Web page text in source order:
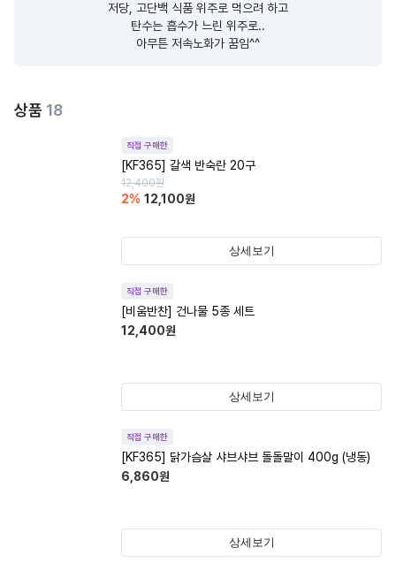
저당, 고단백 식품 위주로 먹으려 하고
탄수는 흡수가 느린 위주로..
아무튼 저속노화가 꿈임^^
상품 18
직접 구매한
[KF365] 갈색 반숙란 20구
12,400원
2% 12,100원
상세보기
직접 구매한
[비움반찬] 건나물 5종 세트
12,400원
상세보기
직접 구매한
[KF365] 닭가슴살 샤브샤브 돌돌말이 400g (냉동)
6,860원
상세보기